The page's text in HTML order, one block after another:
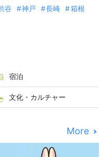
谷 神戸 長崎
箱根
宿泊
文化・カルチャー
More